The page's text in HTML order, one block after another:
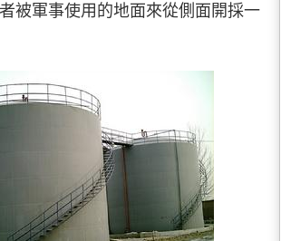
被軍事使用的地面來從側面開採一